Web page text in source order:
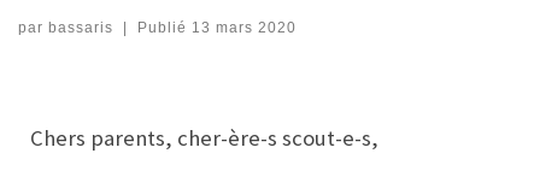
par bassaris Publié 13 mars 2020
Chers parents, cher-ère-s scout-e-s,